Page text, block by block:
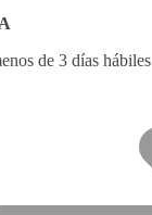
de 3 días hábiles